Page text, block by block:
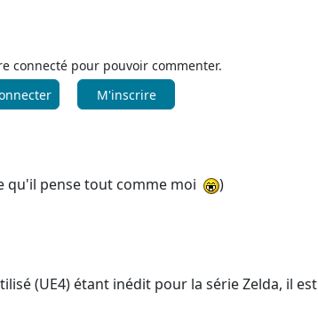
connecté pour pouvoir commenter.
M'inscrire
qu'il pense tout comme moi )
(UE4) étant inédit pour la série Zelda, il